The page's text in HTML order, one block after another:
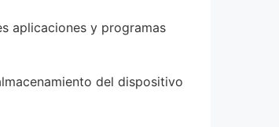
aplicaciones y programas
del dispositivo